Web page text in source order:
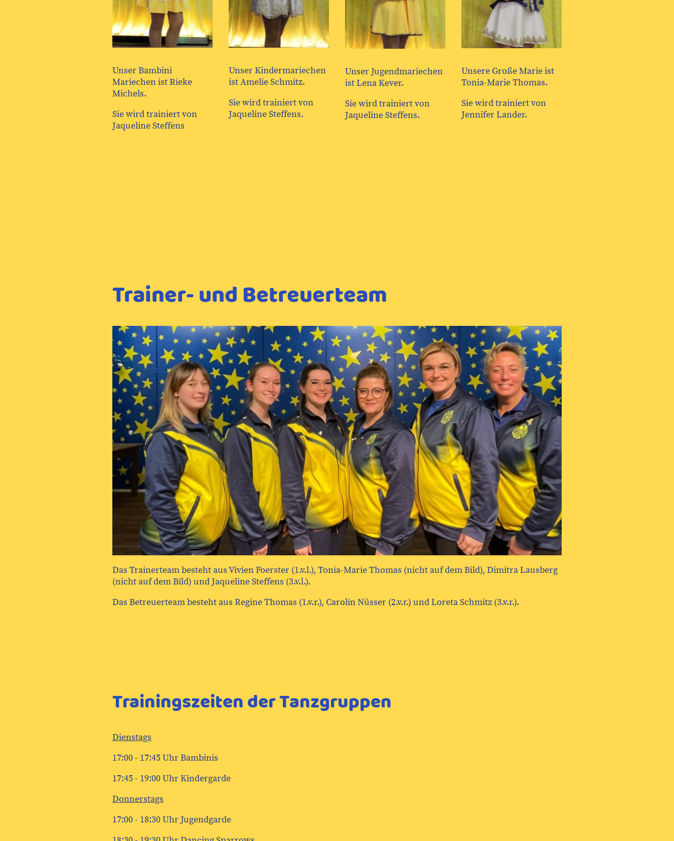
Unser Bambini
Mariechen ist Rieke
Michels.
Sie wird trainiert von
Jaqueline Steffens
Unser Kindermariechen
ist Amelie Schmitz.
Sie wird trainiert von
Jaqueline Steffens.
Unser Jugendmariechen
ist Lena Kever.
Sie wird trainiert von
Jaqueline Steffens.
Unsere Große Marie ist
Tonia-Marie Thomas.
Sie wird trainiert von
Jennifer Lander.
Trainer- und Betreuerteam
Das Trainerteam besteht aus Vivien Foerster (1.v.l.), Tonia-Marie Thomas (nicht auf dem Bild), Dimitra Lausberg
(nicht auf dem Bild) und Jaqueline Steffens (3.v.l.).
Das Betreuerteam besteht aus Regine Thomas (1.v.r.), Carolin Nüsser (2.v.r.) und Loreta Schmitz (3.v.r.).
Trainingszeiten der Tanzgruppen
Dienstags
17:00 - 17:45 Uhr Bambinis
17:45 - 19:00 Uhr Kindergarde
Donnerstags
17:00 - 18:30 Uhr Jugendgarde